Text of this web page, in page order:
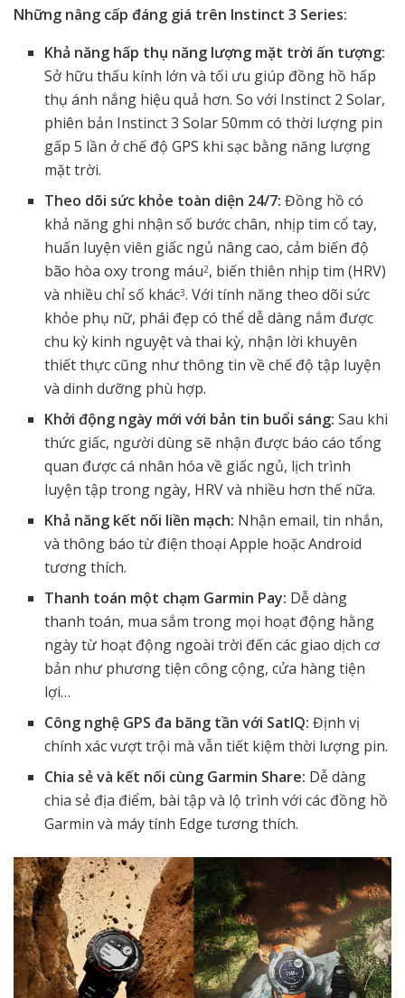
Những nâng cấp đáng giá trên Instinct 3 Series:
Khả năng hấp thụ năng lượng mặt trời ấn tượng:
Sở hữu thấu kính lớn và tối ưu giúp đồng hồ hấp
thụ ánh nắng hiệu quả hơn. So với Instinct 2 Solar,
phiên bản Instinct 3 Solar 50mm có thời lượng pin
gấp 5 lần ở chế độ GPS khi sạc bằng năng lượng
mặt trời.
Theo dõi sức khỏe toàn diện 24/7: Đồng hồ có
khả năng ghi nhận số bước chân, nhịp tim cổ tay,
huấn luyện viên giấc ngủ nâng cao, cảm biến độ
bão hòa oxy trong máu2, biến thiên nhịp tim (HRV)
và nhiều chỉ số khác3. Với tính năng theo dõi sức
khỏe phụ nữ, phái đẹp có thể dễ dàng nắm được
chu kỳ kinh nguyệt và thai kỳ, nhận lời khuyên
thiết thực cũng như thông tin về chế độ tập luyện
và dinh dưỡng phù hợp.
Khởi động ngày mới với bản tin buổi sáng: Sau khi
thức giấc, người dùng sẽ nhận được báo cáo tổng
quan được cá nhân hóa về giấc ngủ, lịch trình
luyện tập trong ngày, HRV và nhiều hơn thế nữa.
Khả năng kết nối liền mạch: Nhận email, tin nhắn,
và thông báo từ điện thoại Apple hoặc Android
tương thích.
Thanh toán một chạm Garmin Pay: Dễ dàng
thanh toán, mua sắm trong mọi hoạt động hằng
ngày từ hoạt động ngoài trời đến các giao dịch cơ
bản như phương tiện công cộng, cửa hàng tiện
lợi…
Công nghệ GPS đa băng tần với SatIQ:Định vị
chính xác vượt trội mà vẫn tiết kiệm thời lượng pin.
Chia sẻ và kết nối cùng Garmin Share: Dễ dàng
chia sẻ địa điểm, bài tập và lộ trình với các đồng hồ
Garmin và máy tính Edge tương thích.